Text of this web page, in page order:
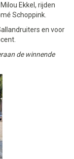
Ekkel, rijden
Schoppink.
en voor
de winnende